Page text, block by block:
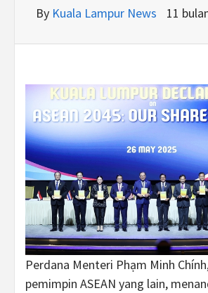
By Kuala Lampur News 11
Perdana Menteri Phạm Minh
pemimpin ASEAN yang lain,